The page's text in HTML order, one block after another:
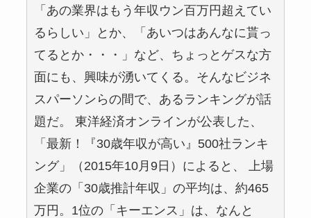
「あの業界はもう年収ウン百万円超えてい
るらしい」とか、「あいつはあんなに貰っ
てるとか・・・」など、ちょっとゲスな方
面にも、興味が湧いてくる。そんなビジネ
スパーソンらの間で、あるランキングが話
題だ。 東洋経済オンラインが公表した、
「最新！『30歳年収が高い』500社ランキ
ング」（2015年10月9日）によると、 上場
企業の「30歳推計年収」の平均は、約465
万円。1位の「キーエンス」は、なんと